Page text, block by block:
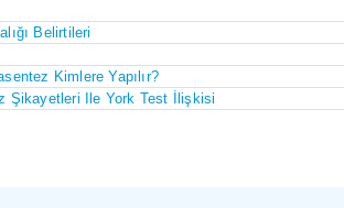
Belirtileri
Kimlere Yapılır?
Şikayetleri Ile York Test İlişkisi